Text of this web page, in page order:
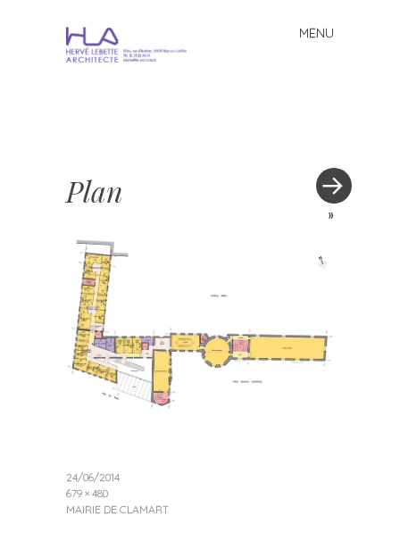
MENU
Skip to content
»
Plan
24/06/2014
679 × 480
MAIRIE DE CLAMART